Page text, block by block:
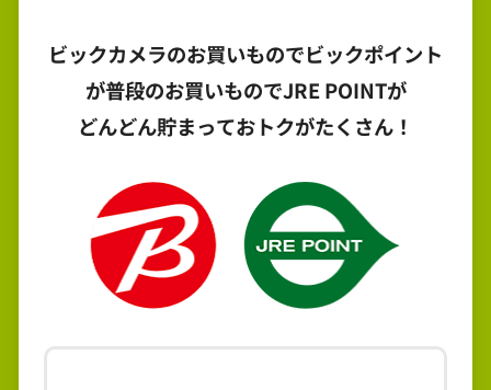
ビックカメラのお買いものでビックポイント
が普段のお買いものでJRE POINTが
どんどん貯まっておトクがたくさん！